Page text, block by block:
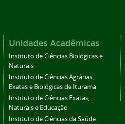
Unidades Acadêmicas
Instituto de Ciências Biológicas e
Naturais
Instituto de Ciências Agrárias,
Exatas e Biológicas de Iturama
Instituto de Ciências Exatas,
Naturais e Educação
Instituto de Ciências da Saúde